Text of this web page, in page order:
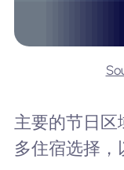
主要的节日区
多住宿选择，